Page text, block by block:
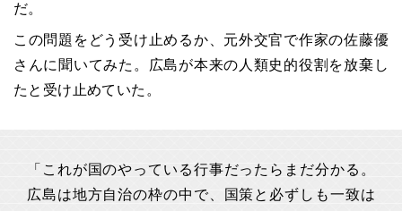
だ。
この問題をどう受け止めるか、元外交官で作家の佐藤優
さんに聞いてみた。広島が本来の人類史的役割を放棄し
たと受け止めていた。
「これが国のやっている行事だったらまだ分かる。
広島は地方自治の枠の中で、国策と必ずしも一致は